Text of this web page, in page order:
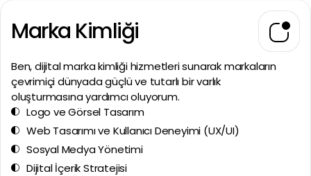
Marka Kimliği
Ben, dijital marka kimliği hizmetleri sunarak markaların
çevrimiçi dünyada güçlü ve tutarlı bir varlık
oluşturmasına yardımcı oluyorum.
Logo ve Görsel Tasarım
Web Tasarımı ve Kullanıcı Deneyimi (UX/UI)
Sosyal Medya Yönetimi
Dijital İçerik Stratejisi